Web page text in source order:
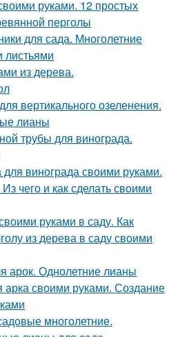
руками. 12 простых
перголы
для сада. Многолетние
из дерева.
вертикального озеленения.
лианы
трубы для винограда.
винограда своими руками.
чего и как сделать своими
руками в саду. Как
из дерева в саду своими
арок. Однолетние лианы
своими руками. Создание
многолетние.